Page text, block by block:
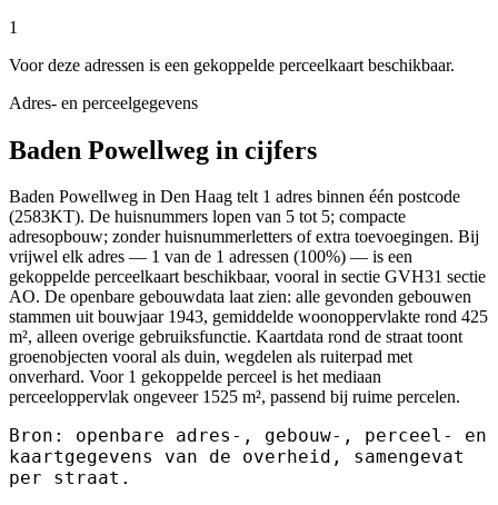
1
Voor deze adressen is een gekoppelde perceelkaart beschikbaar.
Adres- en perceelgegevens
Baden Powellweg in cijfers
Baden Powellweg in Den Haag telt 1 adres binnen één postcode
(2583KT). De huisnummers lopen van 5 tot 5; compacte
adresopbouw; zonder huisnummerletters of extra toevoegingen. Bij
vrijwel elk adres — 1 van de 1 adressen (100%) — is een
gekoppelde perceelkaart beschikbaar, vooral in sectie GVH31 sectie
AO. De openbare gebouwdata laat zien: alle gevonden gebouwen
stammen uit bouwjaar 1943, gemiddelde woonoppervlakte rond 425
m², alleen overige gebruiksfunctie. Kaartdata rond de straat toont
groenobjecten vooral als duin, wegdelen als ruiterpad met
onverhard. Voor 1 gekoppelde perceel is het mediaan
perceeloppervlak ongeveer 1525 m², passend bij ruime percelen.
Bron: openbare adres-, gebouw-, perceel- en
kaartgegevens van de overheid, samengevat
per straat.